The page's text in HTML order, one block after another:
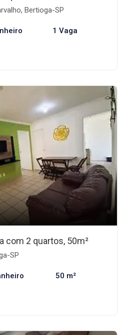
Bertioga-SP
1 Vaga
com 2 quartos, 50m²
SP
50 m²